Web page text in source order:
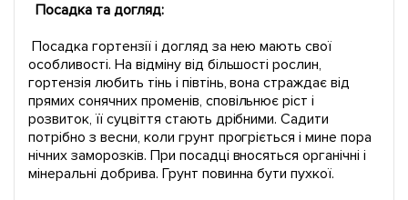
Посадка та догляд:
Посадка гортензії і догляд за нею мають свої
особливості. На відміну від більшості рослин,
гортензія любить тінь і півтінь, вона страждає від
прямих сонячних променів, сповільнює ріст і
розвиток, її суцвіття стають дрібними. Садити
потрібно з весни, коли грунт прогріється і мине пора
нічних заморозків. При посадці вносяться органічні і
мінеральні добрива. Грунт повинна бути пухкої.